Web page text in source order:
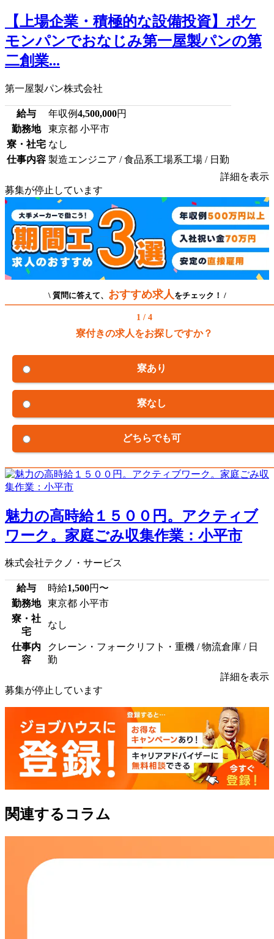
【上場企業・積極的な設備投資】ポケ
モンパンでおなじみ第一屋製パンの第
二創業...
第一屋製パン株式会社
給与 年収例4,500,000円
勤務地
東京都 小平市
寮・社宅 なし
仕事内容 製造エンジニア / 食品系工場系工場 / 日勤
詳細を表示
募集が停止しています
\ 質問に答えて、 おすすめ求人 をチェック！ /
1 / 4
寮付きの求人をお探しですか？
寮あり
寮なし
どちらでも可
魅力の高時給１５００円。アクティブ
ワーク。家庭ごみ収集作業：小平市
株式会社テクノ・サービス
給与 時給1,500円〜
勤務地
東京都 小平市
寮・社
宅
なし
仕事内
容
クレーン・フォークリフト・重機 / 物流倉庫 / 日
勤
詳細を表示
募集が停止しています
関連するコラム